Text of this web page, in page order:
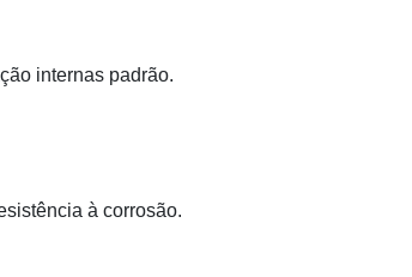
internas padrão.
à corrosão.